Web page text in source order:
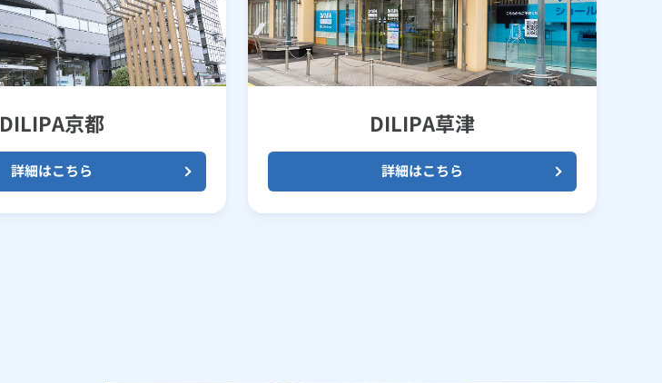
DILIPA京都
詳細はこちら
DILIPA草津
詳細はこちら